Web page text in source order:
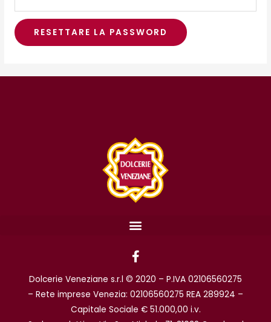
RESETTARE LA PASSWORD
F
a
c
e
b
o
Dolcerie Veneziane s.r.l © 2020 – P.IVA 02106560275
– Rete imprese Venezia: 02106560275 REA 289924 –
Capitale Sociale € 51.000,00 i.v.